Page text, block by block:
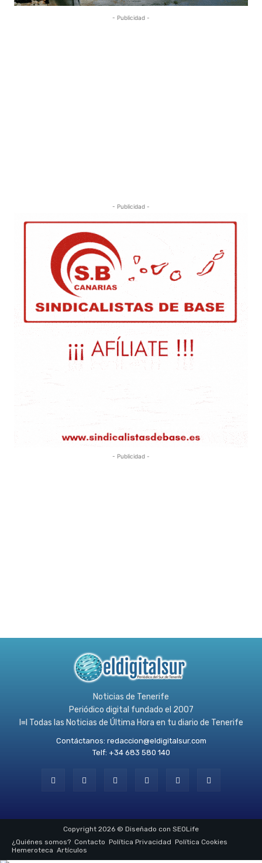
- Publicidad -
- Publicidad -
- Publicidad -
Noticias de Tenerife
Periódico digital fundado el 2007
l≡l Todas las Noticias de Última Hora en tu diario de Tenerife
Contáctanos: redaccion@eldigitalsur.com
Telf: +34 683 580 140
Copyright 2026 © Diseñado con SEOLife
¿Quiénes somos? Contacto Política Privacidad Política Cookies
Hemeroteca Artículos